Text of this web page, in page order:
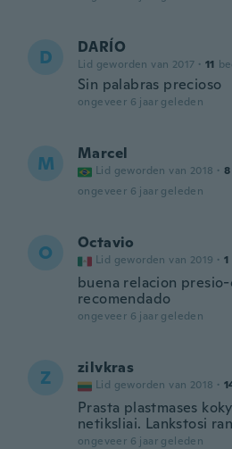
D DARÍO
Lid geworden van 2017 · 11
Sin palabras precioso
ongeveer 6 jaar geleden
M Marcel
Lid geworden van 2018 · 8
ongeveer 6 jaar geleden
O Octavio
Lid geworden van 2019 · 1
buena relacion
recomendado
ongeveer 6 jaar geleden
Z zilvkras
Lid geworden van 2018 ·
Prasta plastmases
netiksliai. Lankstosi
ongeveer 6 jaar geleden